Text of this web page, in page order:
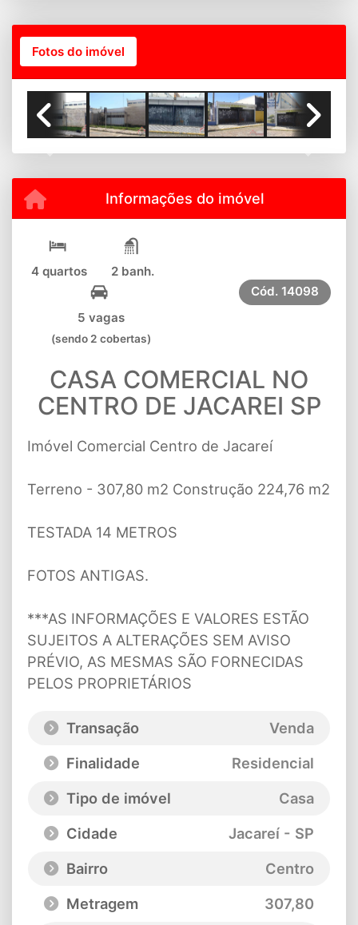
Fotos do imóvel
Previous Next
Informações do imóvel
4 quartos 2 banh.
5 vagas
(sendo 2 cobertas)
Cód. 14098
CASA COMERCIAL NO
CENTRO DE JACAREI SP
Imóvel Comercial Centro de Jacareí
Terreno - 307,80 m2 Construção 224,76 m2
TESTADA 14 METROS
FOTOS ANTIGAS.
***AS INFORMAÇÕES E VALORES ESTÃO
SUJEITOS A ALTERAÇÕES SEM AVISO
PRÉVIO, AS MESMAS SÃO FORNECIDAS
PELOS PROPRIETÁRIOS
Transação
Venda
Finalidade
Residencial
Tipo de imóvel
Casa
Cidade
Jacareí - SP
Bairro
Centro
Metragem
307,80